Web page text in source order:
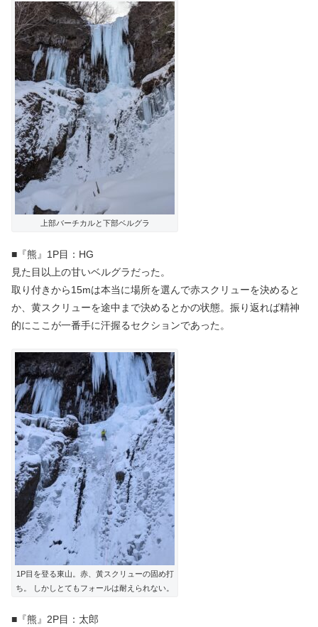
上部バーチカルと下部ベルグラ
■『熊』1P目：HG
見た目以上の甘いベルグラだった。
取り付きから15mは本当に場所を選んで赤スクリューを決めると
か、黄スクリューを途中まで決めるとかの状態。振り返れば精神
的にここが一番手に汗握るセクションであった。
1P目を登る東山。赤、黃スクリューの固め打
ち。 しかしとてもフォールは耐えられない。
■『熊』2P目：太郎